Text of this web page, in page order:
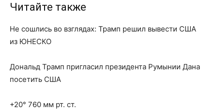
Читайте также
Не сошлись во взглядах: Трамп решил вывести США
из ЮНЕСКО
Дональд Трамп пригласил президента Румынии Дана
посетить США
+20° 760 мм рт. ст.